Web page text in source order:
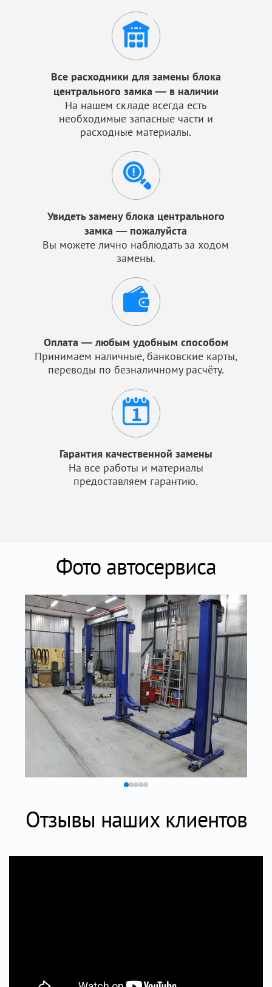
Все расходники для замены блока
центрального замка — в наличии
На нашем складе всегда есть
необходимые запасные части и
расходные материалы.
Увидеть замену блока центрального
замка — пожалуйста
Вы можете лично наблюдать за ходом
замены.
Оплата — любым удобным способом
Принимаем наличные, банковские карты,
переводы по безналичному расчёту.
Гарантия качественной замены
На все работы и материалы
предоставляем гарантию.
Фото автосервиса
Отзывы наших клиентов